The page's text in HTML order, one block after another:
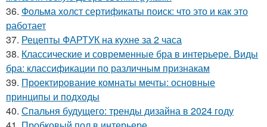
36. Фольма холст сертификаты поиск: что это и как это
работает
37. Рецепты ФАРТУК на кухне за 2 часа
38. Классические и современные бра в интерьере. Виды
бра: классификации по различным признакам
39. Проектирование комнаты мечты: основные
принципы и подходы
40. Спальня будущего: тренды дизайна в 2024 году